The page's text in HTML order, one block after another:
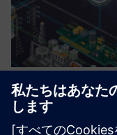
Digital